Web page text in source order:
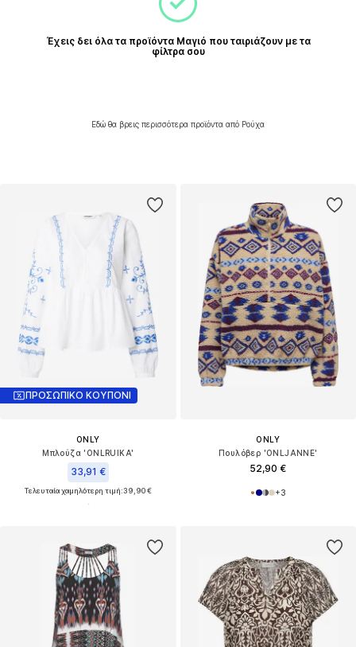
Έχεις δει όλα τα προϊόντα Μαγιό που ταιριάζουν με τα
φίλτρα σου
Εδώ θα βρεις περισσότερα προϊόντα από Ρούχα
ΠΡΟΣΩΠΙΚΟ ΚΟΥΠΟΝΙ
ONLY
Μπλούζα 'ONLRUIKA'
33,91 €
Τελευταία χαμηλότερη τιμή:39,90 €
ONLY
Πουλόβερ 'ONLJANNE'
52,90 €
+3